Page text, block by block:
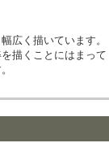
広く描いています。
描くことにはまって